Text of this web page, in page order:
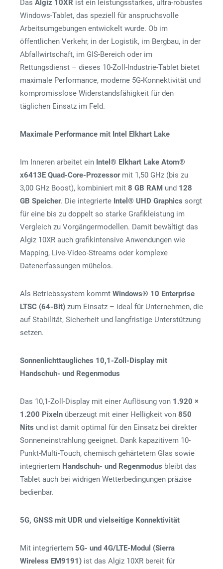
Das Algiz 10XR ist ein leistungsstarkes, ultra-robustes
Windows-Tablet, das speziell für anspruchsvolle
Arbeitsumgebungen entwickelt wurde. Ob im
öffentlichen Verkehr, in der Logistik, im Bergbau, in der
Abfallwirtschaft, im GIS-Bereich oder im
Rettungsdienst – dieses 10-Zoll-Industrie-Tablet bietet
maximale Performance, moderne 5G-Konnektivität und
kompromisslose Widerstandsfähigkeit für den
täglichen Einsatz im Feld.
Maximale Performance mit Intel Elkhart Lake
Im Inneren arbeitet ein Intel® Elkhart Lake Atom®
x6413E Quad-Core-Prozessormit 1,50 GHz (bis zu
3,00 GHz Boost), kombiniert mit 8 GB RAM und 128
GB Speicher. Die integrierte Intel® UHD Graphics sorgt
für eine bis zu doppelt so starke Grafikleistung im
Vergleich zu Vorgängermodellen. Damit bewältigt das
Algiz 10XR auch grafikintensive Anwendungen wie
Mapping, Live-Video-Streams oder komplexe
Datenerfassungen mühelos.
Als Betriebssystem kommt Windows® 10 Enterprise
LTSC (64-Bit) zum Einsatz – ideal für Unternehmen, die
auf Stabilität, Sicherheit und langfristige Unterstützung
setzen.
Sonnenlichttaugliches 10,1-Zoll-Display mit
Handschuh- und Regenmodus
Das 10,1-Zoll-Display mit einer Auflösung von 1.920 ×
1.200 Pixeln überzeugt mit einer Helligkeit von 850
Nits und ist damit optimal für den Einsatz bei direkter
Sonneneinstrahlung geeignet. Dank kapazitivem 10-
Punkt-Multi-Touch, chemisch gehärtetem Glas sowie
integriertem Handschuh- und Regenmodus bleibt das
Tablet auch bei widrigen Wetterbedingungen präzise
bedienbar.
5G, GNSS mit UDR und vielseitige Konnektivität
Mit integriertem 5G- und 4G/LTE-Modul (Sierra
Wireless EM9191) ist das Algiz 10XR bereit für